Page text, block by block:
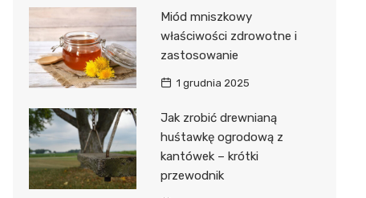
Miód mniszkowy
właściwości zdrowotne i
zastosowanie
1 grudnia 2025
Jak zrobić drewnianą
huśtawkę ogrodową z
kantówek – krótki
przewodnik